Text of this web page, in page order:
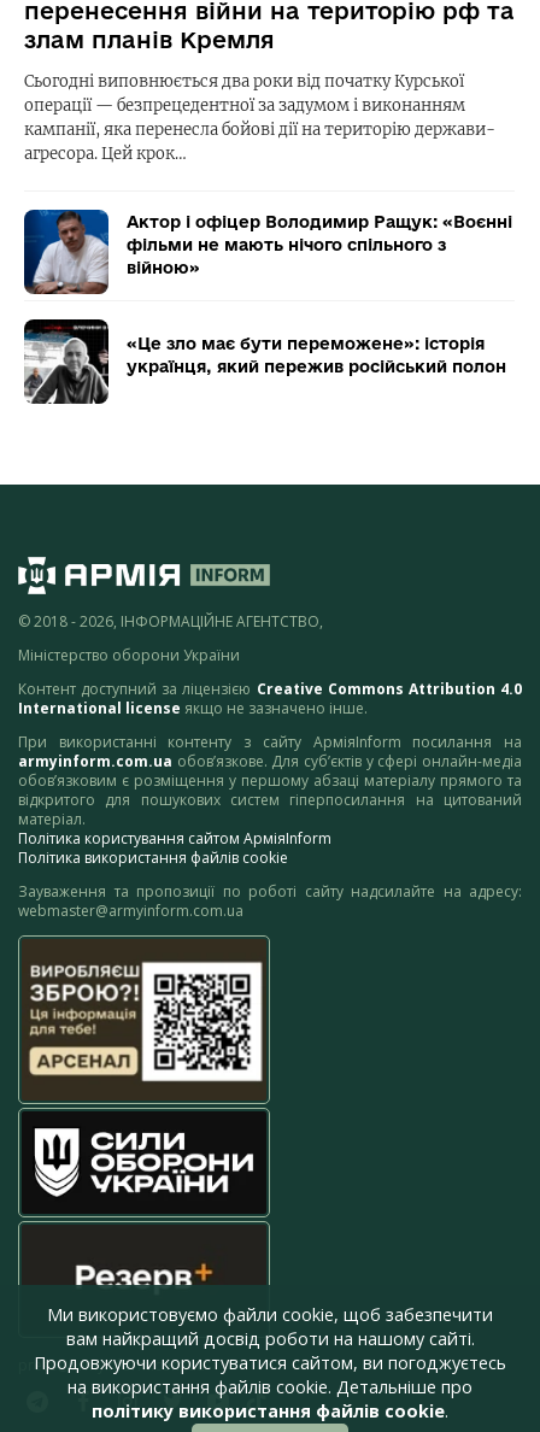
перенесення війни на територію рф та
злам планів Кремля
Сьогодні виповнюється два роки від початку Курської
операції — безпрецедентної за задумом і виконанням
кампанії, яка перенесла бойові дії на територію держави-
агресора. Цей крок…
Актор і офіцер Володимир Ращук: «Воєнні
фільми не мають нічого спільного з
війною»
«Це зло має бути переможене»: історія
українця, який пережив російський полон
© 2018 - 2026, ІНФОРМАЦІЙНЕ АГЕНТСТВО,
Міністерство оборони України
Контент доступний за ліцензією Creative Commons Attribution 4.0
International license якщо не зазначено інше.
При використанні контенту з сайту АрміяInform посилання на
armyinform.com.ua обов’язкове. Для суб’єктів у сфері онлайн-медіа
обов’язковим є розміщення у першому абзаці матеріалу прямого та
відкритого для пошукових систем гіперпосилання на цитований
матеріал.
Політика користування сайтом АрміяInform
Політика використання файлів cookie
Зауваження та пропозиції по роботі сайту надсилайте на адресу:
webmaster@armyinform.com.ua
press@armyinform.com.ua
Ми використовуємо файли cookie, щоб забезпечити
вам найкращий досвід роботи на нашому сайті.
Продовжуючи користуватися сайтом, ви погоджуєтесь
на використання файлів cookie. Детальніше про
політику використання файлів cookie.